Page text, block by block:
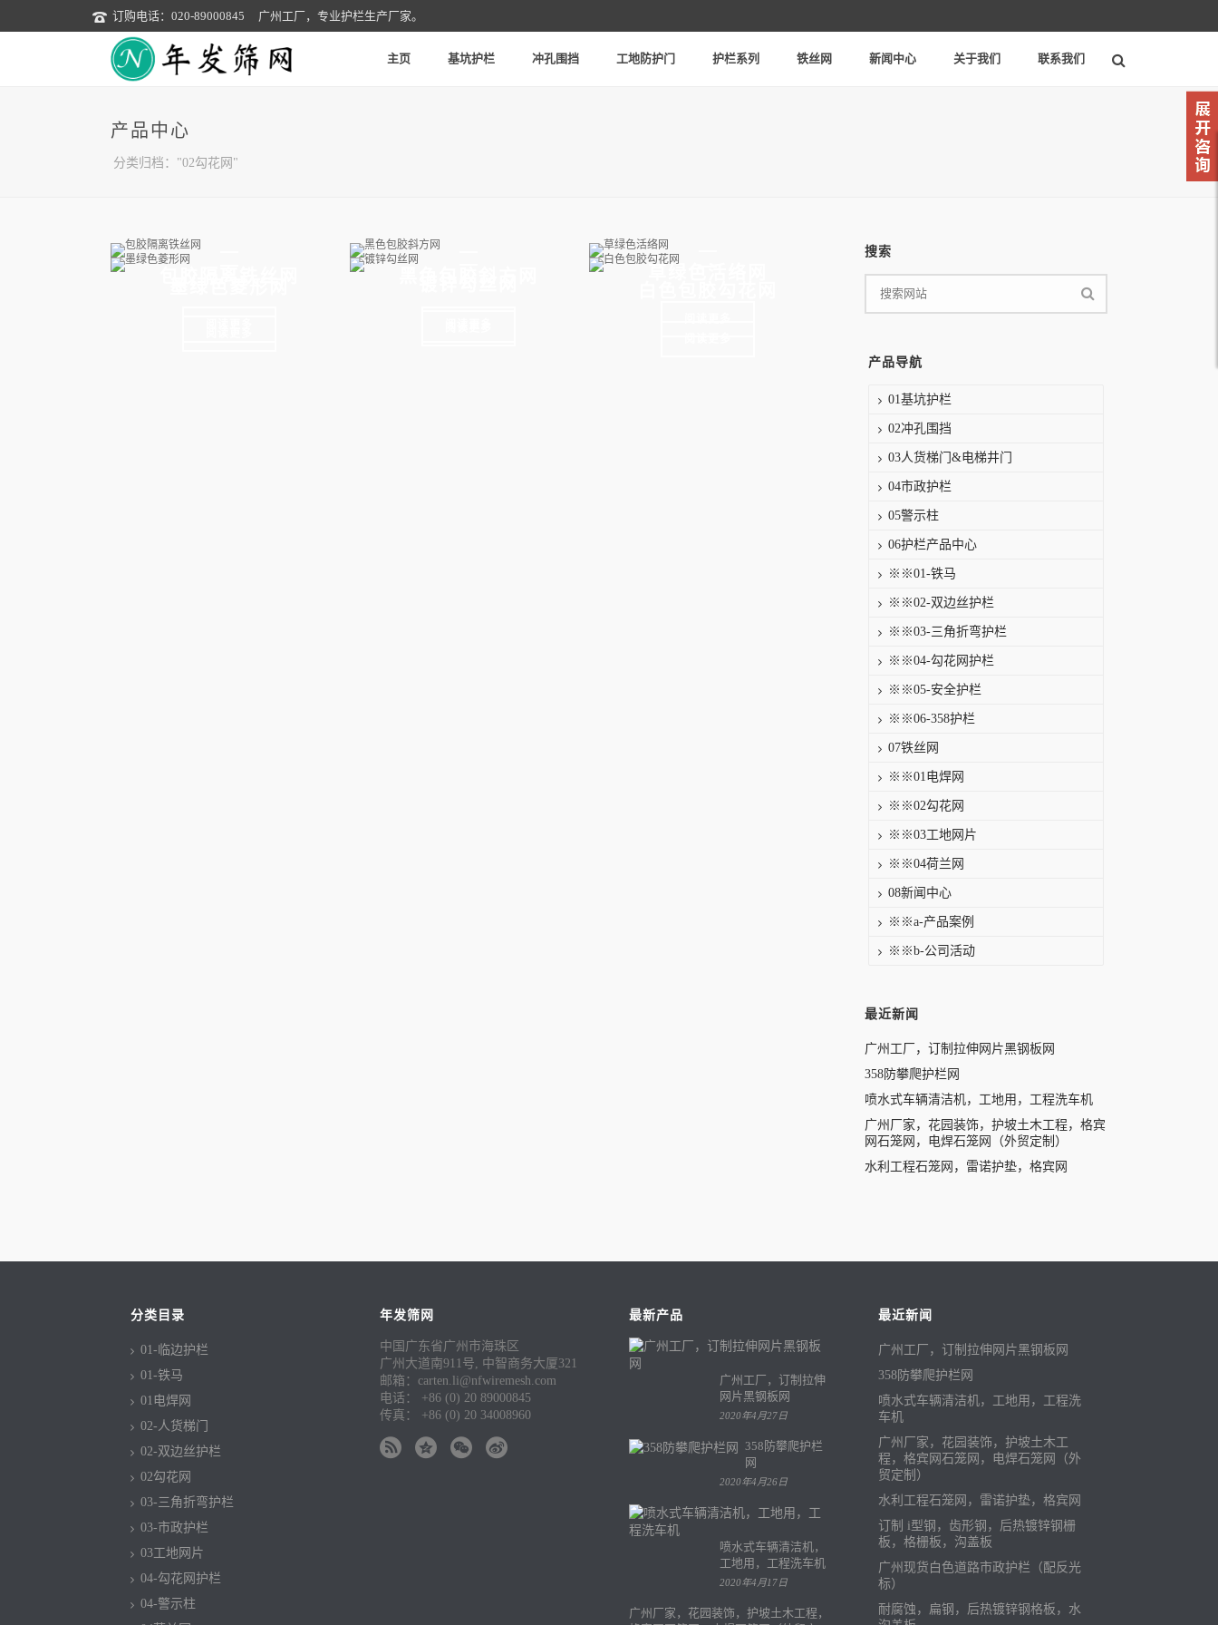
订购电话：020-89000845 广州工厂，专业护栏生产厂家。
主页 基坑护栏 冲孔围挡 工地防护门 护栏系列 铁丝网 新闻中心 关于我们 联系我们
产品中心
分类归档："02勾花网"
搜索
产品导航
01基坑护栏
02冲孔围挡
03人货梯门&电梯井门
04市政护栏
05警示柱
06护栏产品中心
※※01-铁马
※※02-双边丝护栏
※※03-三角折弯护栏
※※04-勾花网护栏
※※05-安全护栏
※※06-358护栏
07铁丝网
※※01电焊网
※※02勾花网
※※03工地网片
※※04荷兰网
08新闻中心
※※a-产品案例
※※b-公司活动
最近新闻
广州工厂，订制拉伸网片黑钢板网
358防攀爬护栏网
喷水式车辆清洁机，工地用，工程洗车机
广州厂家，花园装饰，护坡土木工程，格宾
网石笼网，电焊石笼网（外贸定制）
水利工程石笼网，雷诺护垫，格宾网
分类目录
01-临边护栏
01-铁马
01电焊网
02-人货梯门
02-双边丝护栏
02勾花网
03-三角折弯护栏
03-市政护栏
03工地网片
04-勾花网护栏
04-警示柱
年发筛网
中国广东省广州市海珠区
广州大道南911号, 中智商务大厦321
邮箱：carten.li@nfwiremesh.com
电话： +86 (0) 20 89000845
传真： +86 (0) 20 34008960
最新产品
广州工厂，订制拉伸
网片黑钢板网
2020年4月27日
358防攀爬护栏
网
2020年4月26日
喷水式车辆清洁机，
工地用，工程洗车机
2020年4月17日
广州厂家，花园装饰，护坡土木工程，
最近新闻
广州工厂，订制拉伸网片黑钢板网
358防攀爬护栏网
喷水式车辆清洁机，工地用，工程洗
车机
广州厂家，花园装饰，护坡土木工
程，格宾网石笼网，电焊石笼网（外
贸定制）
水利工程石笼网，雷诺护垫，格宾网
订制 i型钢，齿形钢，后热镀锌钢栅
板，格栅板，沟盖板
广州现货白色道路市政护栏（配反光
标）
耐腐蚀，扁钢，后热镀锌钢格板，水